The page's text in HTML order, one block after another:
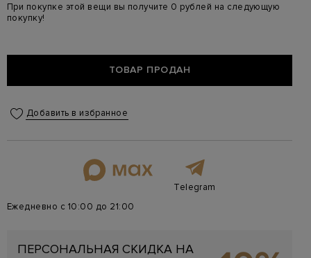
При покупке этой вещи вы получите 0 рублей на следующую
покупку!
ТОВАР ПРОДАН
Добавить в избранное
Telegram
Ежедневно с 10:00 до 21:00
ПЕРСОНАЛЬНАЯ СКИДКА НА